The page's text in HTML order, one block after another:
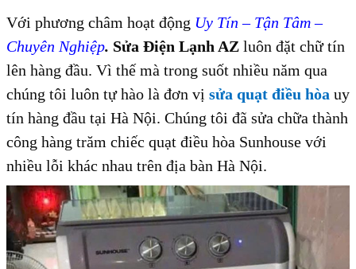
Với phương châm hoạt động Uy Tín – Tận Tâm –
Chuyên Nghiệp. Sửa Điện Lạnh AZ luôn đặt chữ tín
lên hàng đầu. Vì thế mà trong suốt nhiều năm qua
chúng tôi luôn tự hào là đơn vị sửa quạt điều hòa uy
tín hàng đầu tại Hà Nội. Chúng tôi đã sửa chữa thành
công hàng trăm chiếc quạt điều hòa Sunhouse với
nhiều lỗi khác nhau trên địa bàn Hà Nội.